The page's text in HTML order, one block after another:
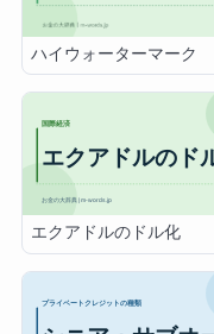
ハイウォーターマーク
エクアドルのドル化